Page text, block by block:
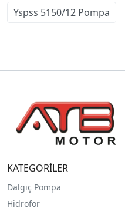
Yspss 5150/12 Pompa
KATEGORİLER
Dalgıç Pompa
Hidrofor